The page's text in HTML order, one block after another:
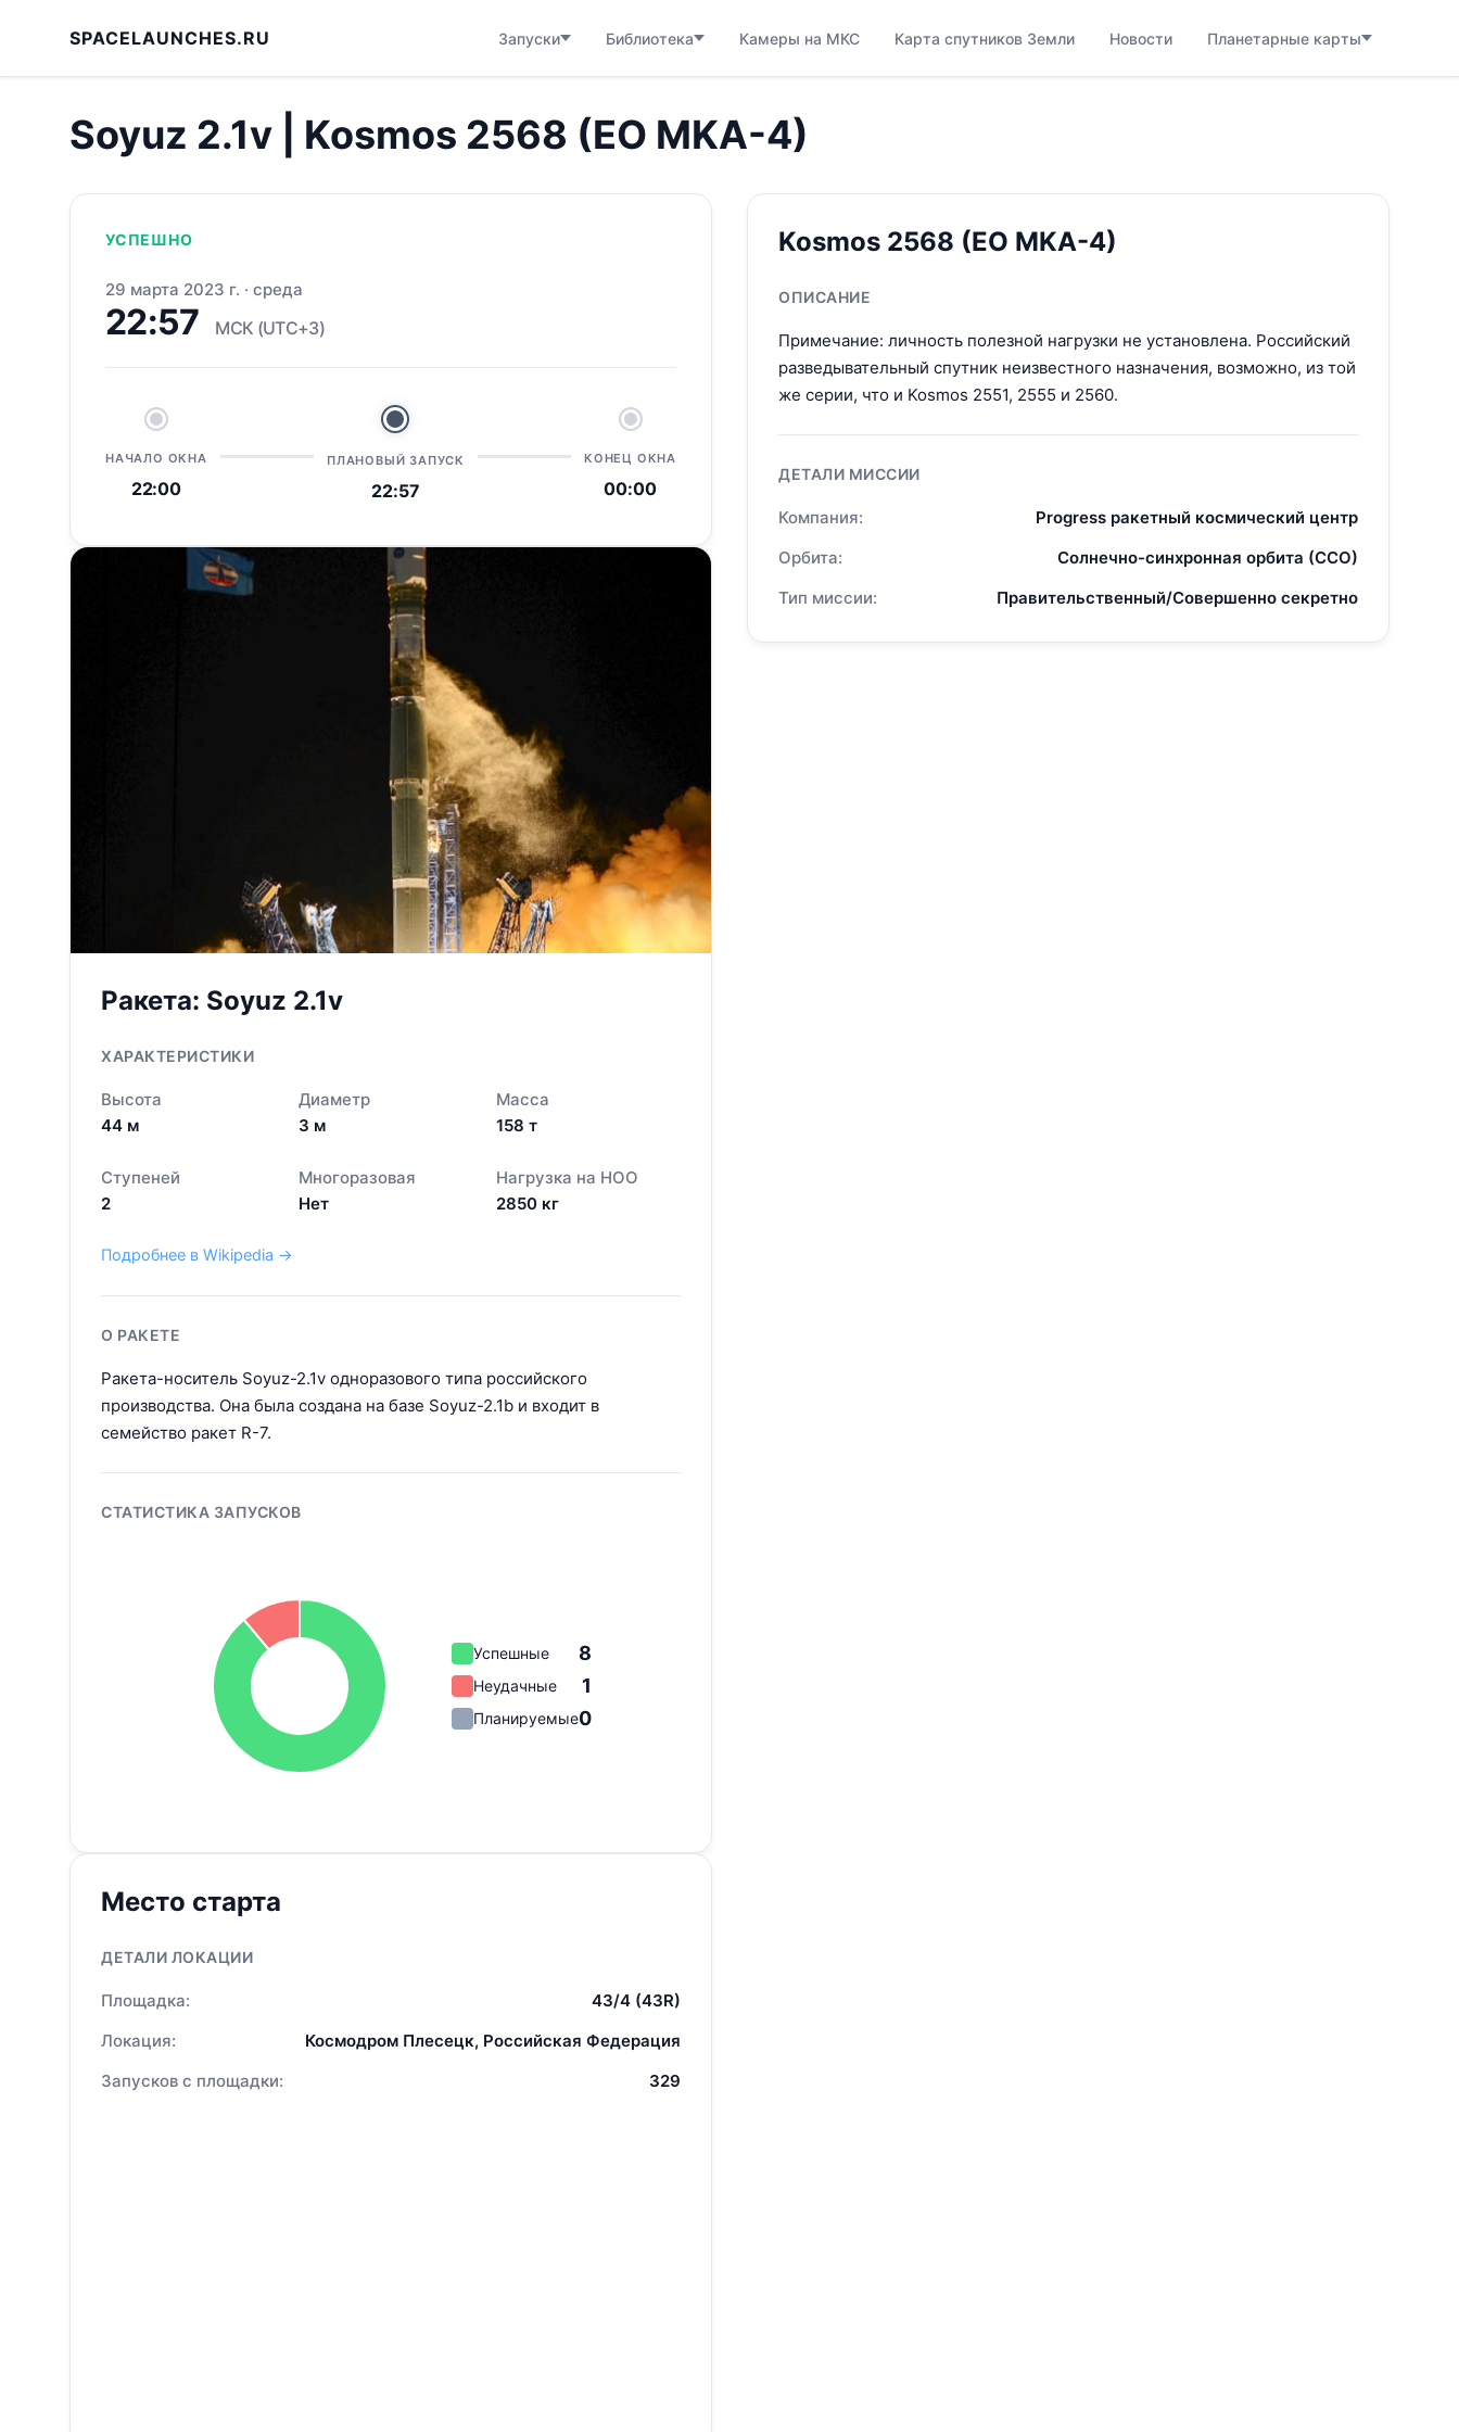
SPACELAUNCHES.RU Запуски Библиотека Камеры на МКС Карта спутников Земли Новости Планетарные карты
Soyuz 2.1v | Kosmos 2568 (EO MKA-4)
УСПЕШНО
29 марта 2023 г. · среда
22:57 МСК (UTC+3)
НАЧАЛО ОКНА
22:00
ПЛАНОВЫЙ ЗАПУСК
22:57
КОНЕЦ ОКНА
00:00
Ракета: Soyuz 2.1v
ХАРАКТЕРИСТИКИ
Высота
44 м
Диаметр
3 м
Масса
158 т
Ступеней
2
Многоразовая
Нет
Нагрузка на НОО
2850 кг
Подробнее в Wikipedia →
О РАКЕТЕ
Ракета-носитель Soyuz-2.1v одноразового типа российского
производства. Она была создана на базе Soyuz-2.1b и входит в
семейство ракет R-7.
СТАТИСТИКА ЗАПУСКОВ
Успешные 8
Неудачные 1
Планируемые0
Место старта
ДЕТАЛИ ЛОКАЦИИ
Площадка:
43/4 (43R)
Локация:
Космодром Плесецк, Российская Федерация
Запусков с площадки:
329
Kosmos 2568 (EO MKA-4)
ОПИСАНИЕ
Примечание: личность полезной нагрузки не установлена. Российский
разведывательный спутник неизвестного назначения, возможно, из той
же серии, что и Kosmos 2551, 2555 и 2560.
ДЕТАЛИ МИССИИ
Компания:
Progress ракетный космический центр
Орбита:
Солнечно-синхронная орбита (ССО)
Тип миссии:
Правительственный/Совершенно секретно